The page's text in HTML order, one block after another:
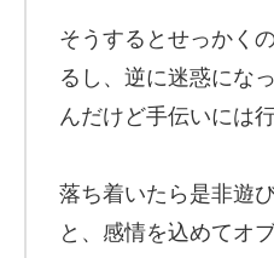
そうするとせっかく
るし、逆に迷惑にな
んだけど手伝いには
落ち着いたら是非遊
と、感情を込めてオ